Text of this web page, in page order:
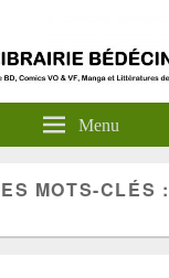
Menu
MOTS-CLÉS :